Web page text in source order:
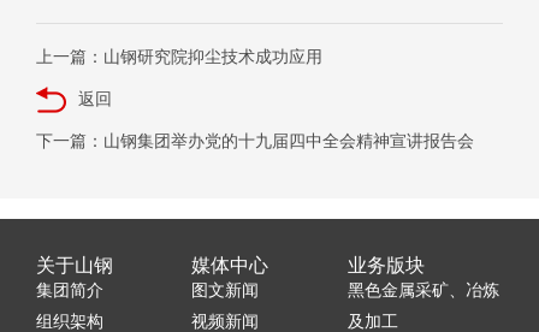
上一篇：山钢研究院抑尘技术成功应用
返回
下一篇：山钢集团举办党的十九届四中全会精神宣讲报告会
关于山钢
集团简介
组织架构
媒体中心
图文新闻
视频新闻
业务版块
黑色金属采矿、冶炼
及加工